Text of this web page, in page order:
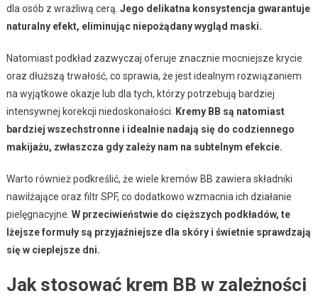
dla osób z wrażliwą cerą. Jego delikatna konsystencja gwarantuje
naturalny efekt, eliminując niepożądany wygląd maski.
Natomiast podkład zazwyczaj oferuje znacznie mocniejsze krycie
oraz dłuższą trwałość, co sprawia, że jest idealnym rozwiązaniem
na wyjątkowe okazje lub dla tych, którzy potrzebują bardziej
intensywnej korekcji niedoskonałości.
Kremy BB są natomiast
bardziej wszechstronne i idealnie nadają się do codziennego
makijażu, zwłaszcza gdy zależy nam na subtelnym efekcie.
Warto również podkreślić, że wiele kremów BB zawiera składniki
nawilżające oraz filtr SPF, co dodatkowo wzmacnia ich działanie
pielęgnacyjne. W przeciwieństwie do cięższych podkładów, te
lżejsze formuły są przyjaźniejsze dla skóry i świetnie sprawdzają
się w cieplejsze dni.
Jak stosować krem BB w zależności